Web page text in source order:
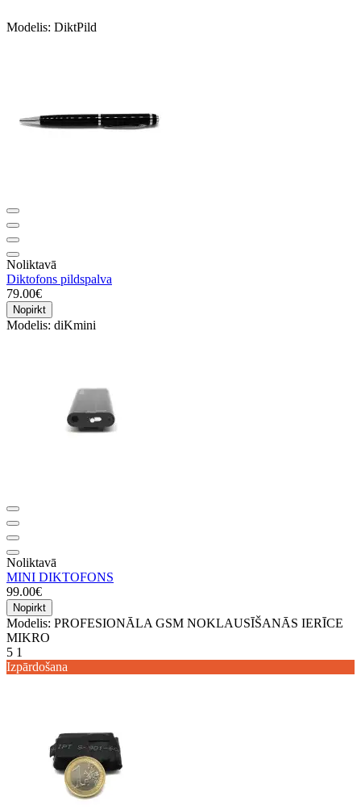
Modelis: DiktPild
Noliktavā
Diktofons pildspalva
79.00€
Nopirkt
Modelis: diKmini
Noliktavā
MINI DIKTOFONS
99.00€
Nopirkt
Modelis: PROFESIONĀLA GSM NOKLAUSĪŠANĀS IERĪCE
MIKRO
5 1
Izpārdošana